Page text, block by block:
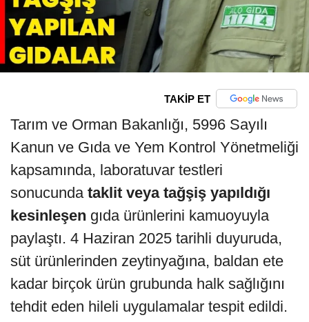
TAKİP ET
Tarım ve Orman Bakanlığı, 5996 Sayılı
Kanun ve Gıda ve Yem Kontrol Yönetmeliği
kapsamında, laboratuvar testleri
sonucunda taklit veya tağşiş yapıldığı
kesinleşen gıda ürünlerini kamuoyuyla
paylaştı. 4 Haziran 2025 tarihli duyuruda,
süt ürünlerinden zeytinyağına, baldan ete
kadar birçok ürün grubunda halk sağlığını
tehdit eden hileli uygulamalar tespit edildi.